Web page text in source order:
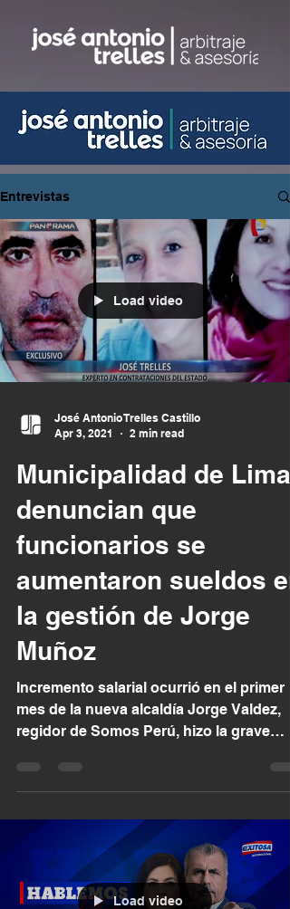
Entrevistas
Load video
José Antonio Trelles Castillo
Apr 3, 2021
2 min read
Municipalidad de Lima:
denuncian que
funcionarios se
aumentaron sueldos en
la gestión de Jorge
Muñoz
Incremento salarial ocurrió en el primer
mes de la nueva alcaldía Jorge Valdez,
regidor de Somos Perú, hizo la grave
Load video